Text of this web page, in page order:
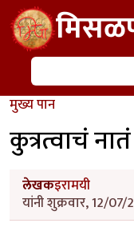
Skip to main content
शोध
मुख्य पान
कुत्रत्वाचं नातं
लेखकइरामयी
यांनी शुक्रवार, 12/